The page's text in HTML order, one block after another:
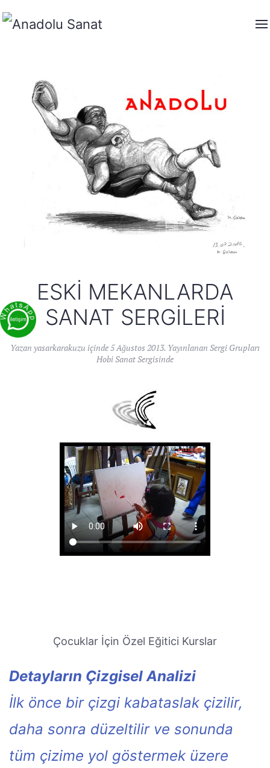
ESKI MEKANLARDA
SANAT SERGILERI
Yazan yasarkarakuzu içinde5 Ağustos 2013. Yayınlanan Sergi Grupları
Hobi Sanat Sergisinde
Çocuklar İçin Özel Eğitici Kurslar
Detayların Çizgisel Analizi
İlk önce bir çizgi kabataslak çizilir,
daha sonra düzeltilir ve sonunda
tüm çizime yol göstermek üzere